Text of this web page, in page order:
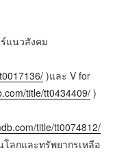
แนวสังคม
)และ V for
title/tt0434409/ )
title/tt0074812/
ลกและทรัพยากรเหลือ